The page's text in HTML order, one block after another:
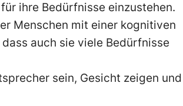
ihre Bedürfnisse einzustehen.
Menschen mit einer kognitiven
auch sie viele Bedürfnisse
sein, Gesicht zeigen und